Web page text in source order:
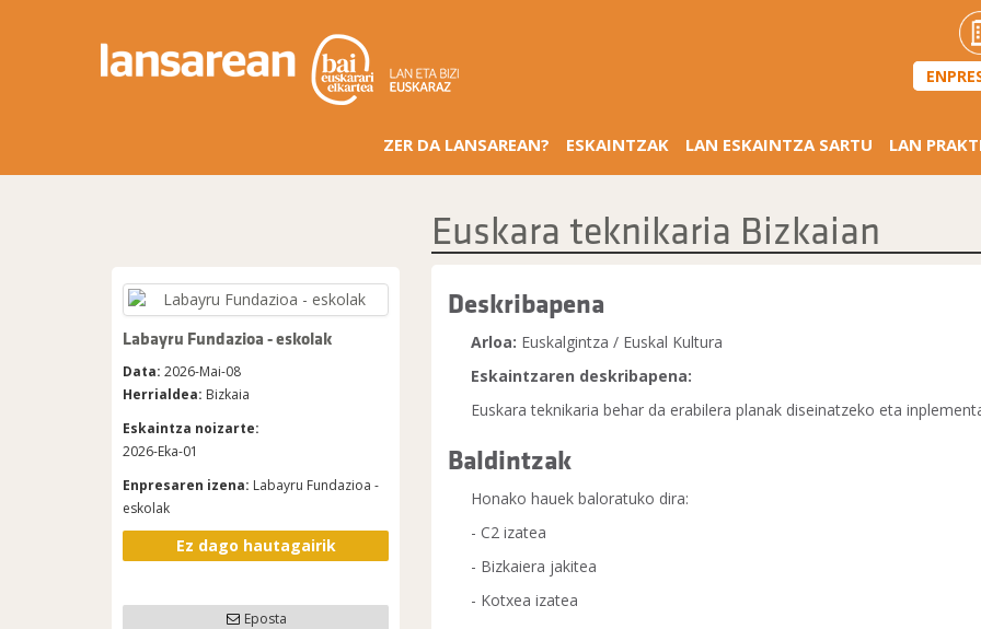
ZER DA LANSAREAN? ESKAINTZAK LAN ESKAINTZA SARTU LAN
Euskara teknikaria Bizkaian
Deskribapena
Arloa: Euskalgintza / Euskal Kultura
Eskaintzaren deskribapena:
Euskara teknikaria behar da erabilera planak diseinatzeko eta
Baldintzak
Honako hauek baloratuko dira:
- C2 izatea
- Bizkaiera jakitea
- Kotxea izatea
Labayru Fundazioa - eskolak
Data: 2026-Mai-08
Herrialdea: Bizkaia
Eskaintza noizarte:
2026-Eka-01
Enpresaren izena: Labayru Fundazioa -
eskolak
Ez dago hautagairik
Eposta